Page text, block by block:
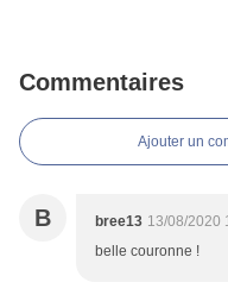
Commentaires
Ajouter un
B bree13 13/08/2020
belle couronne !